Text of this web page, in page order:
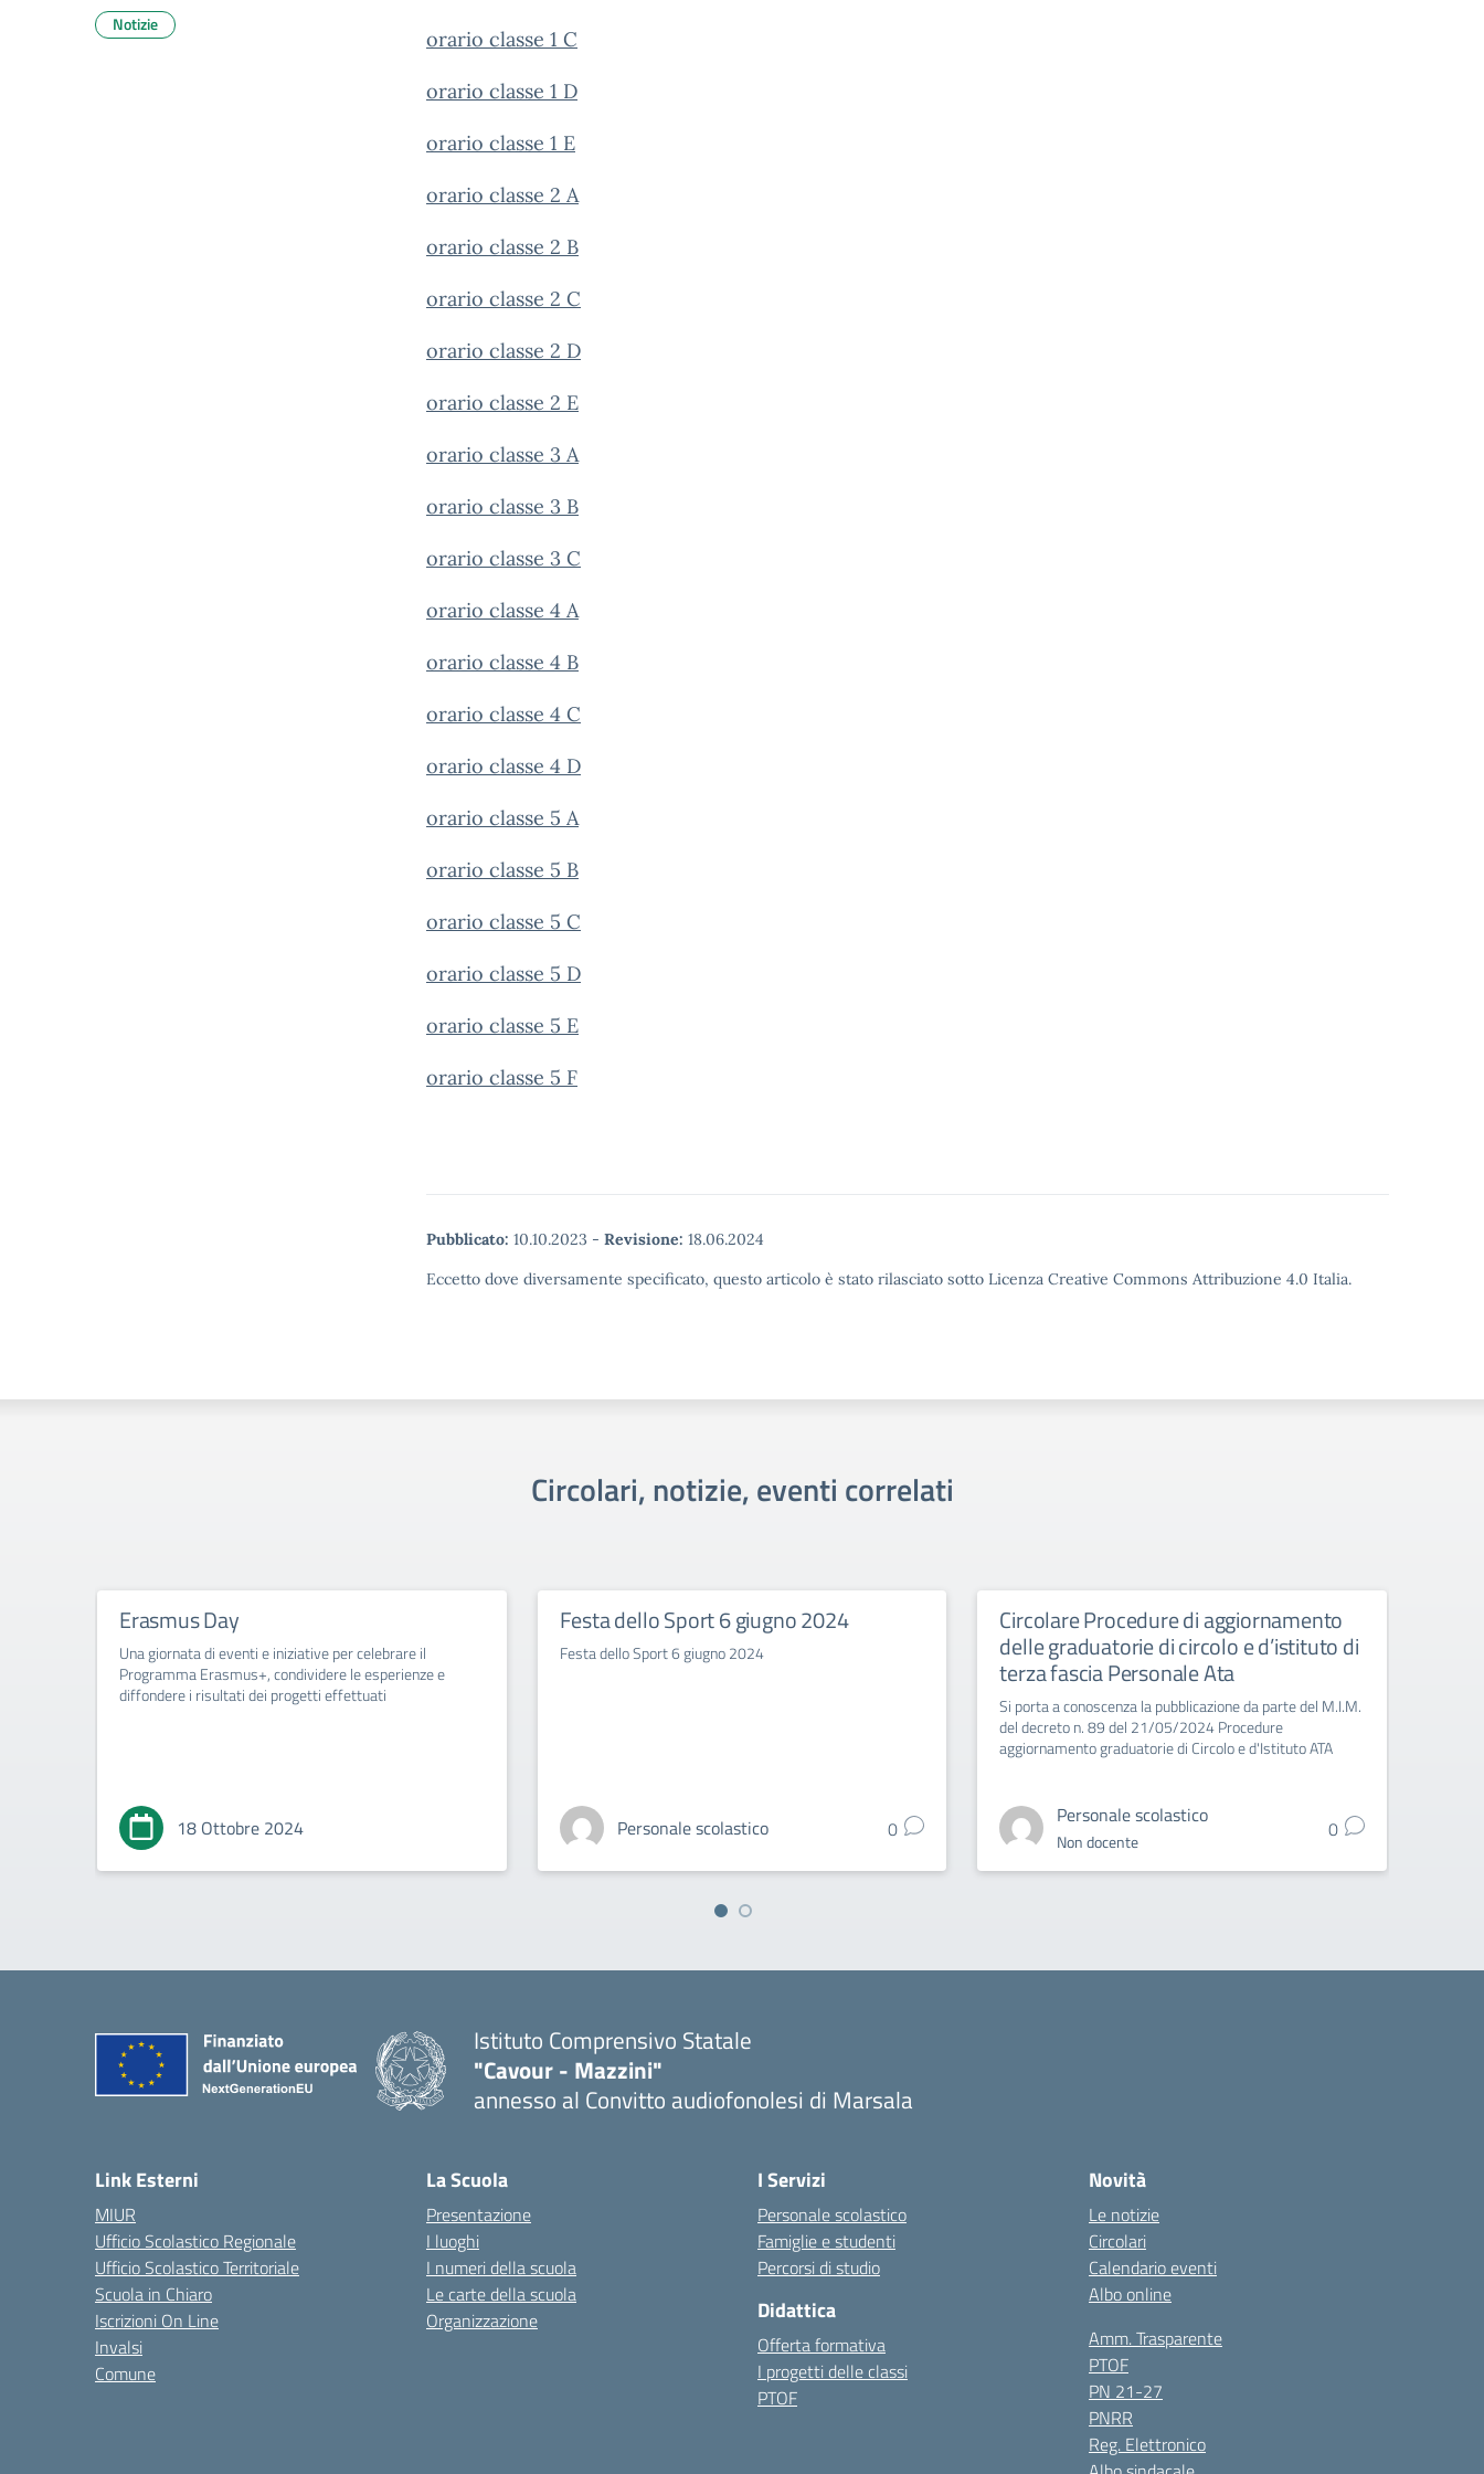
orario classe 1 C
orario classe 1 D
orario classe 1 E
orario classe 2 A
orario classe 2 B
orario classe 2 C
orario classe 2 D
orario classe 2 E
orario classe 3 A
orario classe 3 B
orario classe 3 C
orario classe 4 A
orario classe 4 B
orario classe 4 C
orario classe 4 D
orario classe 5 A
orario classe 5 B
orario classe 5 C
orario classe 5 D
orario classe 5 E
orario classe 5 F
Pubblicato: 10.10.2023 - Revisione: 18.06.2024
Eccetto dove diversamente specificato, questo articolo è stato rilasciato sotto Licenza Creative Commons Attribuzione 4.0 Italia.
Notizie
Circolari, notizie, eventi correlati
Erasmus Day
Una giornata di eventi e iniziative per celebrare il
Programma Erasmus+, condividere le esperienze e
diffondere i risultati dei progetti effettuati
18 Ottobre 2024
Festa dello Sport 6 giugno 2024
Festa dello Sport 6 giugno 2024
Personale scolastico 0
Circolare Procedure di aggiornamento
delle graduatorie di circolo e d’istituto di
terza fascia Personale Ata
Si porta a conoscenza la pubblicazione da parte del M.I.M.
del decreto n. 89 del 21/05/2024 Procedure
aggiornamento graduatorie di Circolo e d'Istituto ATA
Personale scolastico
Non docente 0
Istituto Comprensivo Statale
"Cavour - Mazzini"
annesso al Convitto audiofonolesi di Marsala
Link Esterni
MIUR
Ufficio Scolastico Regionale
Ufficio Scolastico Territoriale
Scuola in Chiaro
Iscrizioni On Line
Invalsi
Comune
La Scuola
Presentazione
I luoghi
I numeri della scuola
Le carte della scuola
Organizzazione
I Servizi
Personale scolastico
Famiglie e studenti
Percorsi di studio
Didattica
Offerta formativa
I progetti delle classi
PTOF
Novità
Le notizie
Circolari
Calendario eventi
Albo online
Amm. Trasparente
PTOF
PN 21-27
PNRR
Reg. Elettronico